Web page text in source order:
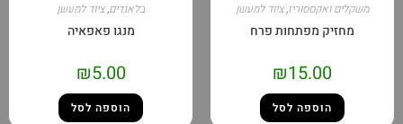
משקלים ואקססוריז,ציוד למעשן
מחזיק מפתחות פרח
₪15.00
הוספה לסל
בלאנדים,ציוד למעשן
מנגו פאפאיה
₪5.00
הוספה לסל